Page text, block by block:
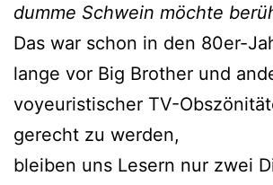
dumme Schwein möchte
Das war schon in den 80er-
lange vor Big Brother und
voyeuristischer TV-
gerecht zu werden,
bleiben uns Lesern nur zwei